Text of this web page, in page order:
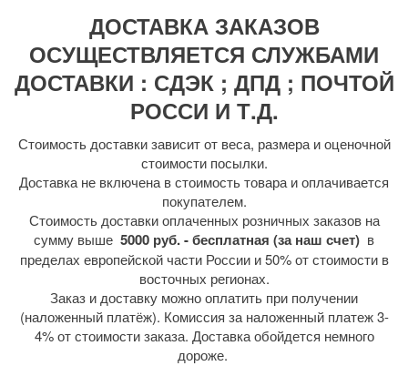
ДОСТАВКА ЗАКАЗОВ
ОСУЩЕСТВЛЯЕТСЯ СЛУЖБАМИ
ДОСТАВКИ : СДЭК ; ДПД ; ПОЧТОЙ
РОССИ И Т.Д.
Стоимость доставки зависит от веса, размера и оценочной
стоимости посылки.
Доставка не включена в стоимость товара и оплачивается
покупателем.
Стоимость доставки оплаченных розничных заказов на
сумму выше 5000 руб. - бесплатная (за наш счет) в
пределах европейской части России и 50% от стоимости в
восточных регионах.
Заказ и доставку можно оплатить при получении
(наложенный платёж). Комиссия за наложенный платеж 3-
4% от стоимости заказа. Доставка обойдется немного
дороже.